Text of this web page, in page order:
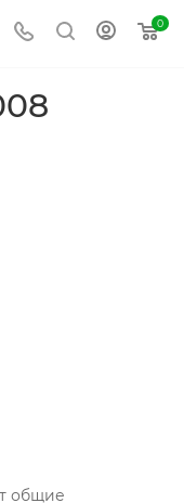
0
общие